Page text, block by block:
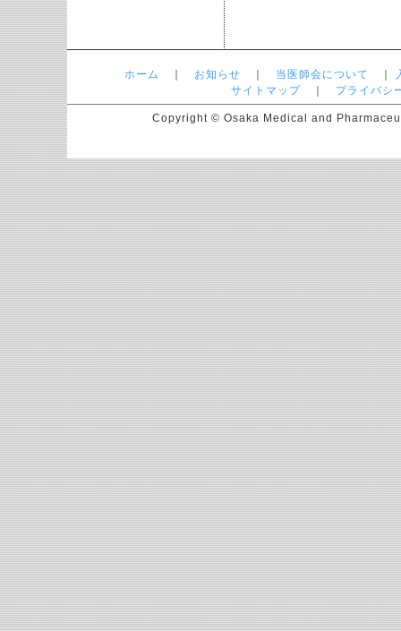
ホーム お知らせ 当医師会について
サイトマップ｜ プライバシ
Copyright © Osaka Medical and